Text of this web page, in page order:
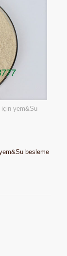
için yem&Su
besleme